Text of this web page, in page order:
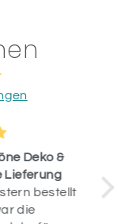
Deko &
Lieferung
bestellt
die